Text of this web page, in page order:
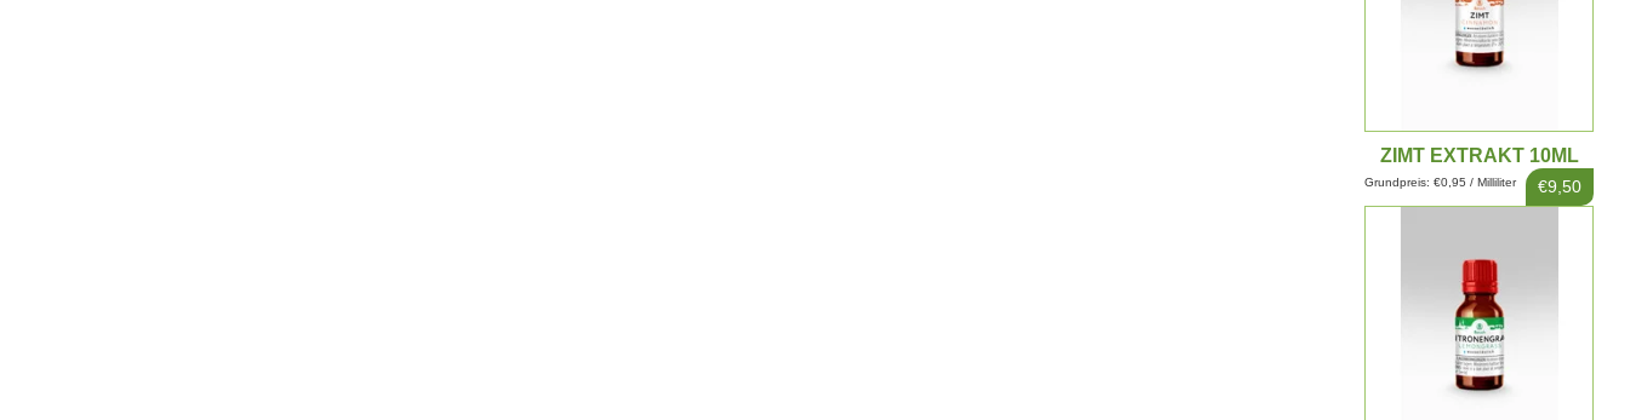
ZIMT EXTRAKT 10ML
€9,50
Grundpreis: €0,95 / Milliliter